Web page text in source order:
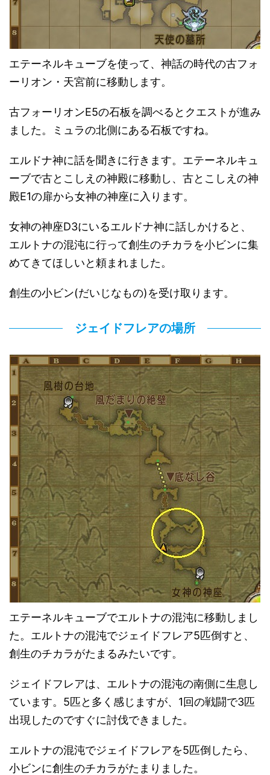
エテーネルキューブを使って、神話の時代の古フォ
ーリオン・天宮前に移動します。
古フォーリオンE5の石板を調べるとクエストが進み
ました。ミュラの北側にある石板ですね。
エルドナ神に話を聞きに行きます。エテーネルキュ
ーブで古とこしえの神殿に移動し、古とこしえの神
殿E1の扉から女神の神座に入ります。
女神の神座D3にいるエルドナ神に話しかけると、
エルトナの混沌に行って創生のチカラを小ビンに集
めてきてほしいと頼まれました。
創生の小ビン(だいじなもの)を受け取ります。
ジェイドフレアの場所
エテーネルキューブでエルトナの混沌に移動しまし
た。エルトナの混沌でジェイドフレア5匹倒すと、
創生のチカラがたまるみたいです。
ジェイドフレアは、エルトナの混沌の南側に生息し
ています。5匹と多く感じますが、1回の戦闘で3匹
出現したのですぐに討伐できました。
エルトナの混沌でジェイドフレアを5匹倒したら、
小ビンに創生のチカラがたまりました。